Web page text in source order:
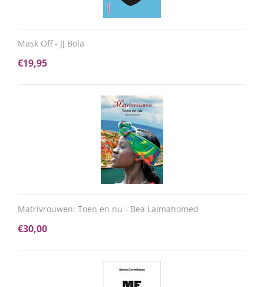
Mask Off - JJ Bola
€19,95
Matrivrouwen: Toen en nu - Bea Lalmahomed
€30,00